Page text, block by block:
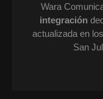
Wara
integración
actualizada en
San